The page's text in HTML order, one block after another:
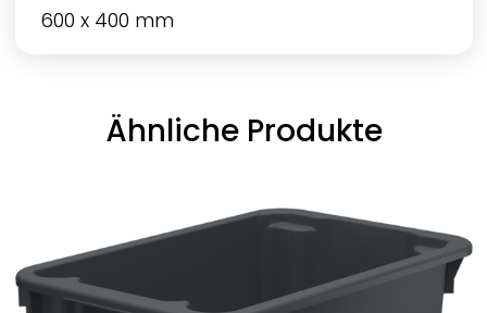
600 x 400 mm
Ähnliche Produkte